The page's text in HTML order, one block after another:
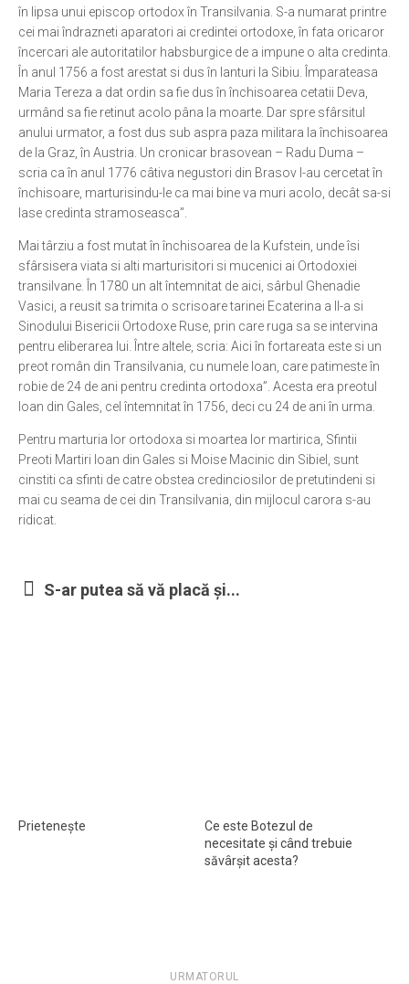
în lipsa unui episcop ortodox în Transilvania. S-a numarat printre
cei mai îndrazneti aparatori ai credintei ortodoxe, în fata oricaror
încercari ale autoritatilor habsburgice de a impune o alta credinta.
În anul 1756 a fost arestat si dus în lanturi la Sibiu. Împarateasa
Maria Tereza a dat ordin sa fie dus în închisoarea cetatii Deva,
urmând sa fie retinut acolo pâna la moarte. Dar spre sfârsitul
anului urmator, a fost dus sub aspra paza militara la închisoarea
de la Graz, în Austria. Un cronicar brasovean – Radu Duma –
scria ca în anul 1776 câtiva negustori din Brasov l-au cercetat în
închisoare, marturisindu-le ca mai bine va muri acolo, decât sa-si
lase credinta stramoseasca”.
Mai târziu a fost mutat în închisoarea de la Kufstein, unde îsi
sfârsisera viata si alti marturisitori si mucenici ai Ortodoxiei
transilvane. În 1780 un alt întemnitat de aici, sârbul Ghenadie
Vasici, a reusit sa trimita o scrisoare tarinei Ecaterina a II-a si
Sinodului Bisericii Ortodoxe Ruse, prin care ruga sa se intervina
pentru eliberarea lui. Între altele, scria: Aici în fortareata este si un
preot român din Transilvania, cu numele Ioan, care patimeste în
robie de 24 de ani pentru credinta ortodoxa”. Acesta era preotul
Ioan din Gales, cel întemnitat în 1756, deci cu 24 de ani în urma.
Pentru marturia lor ortodoxa si moartea lor martirica, Sfintii
Preoti Martiri Ioan din Gales si Moise Macinic din Sibiel, sunt
cinstiti ca sfinti de catre obstea credinciosilor de pretutindeni si
mai cu seama de cei din Transilvania, din mijlocul carora s-au
ridicat.
S-ar putea să vă placă și...
Prieteneşte
Ce este Botezul de
necesitate şi când trebuie
săvârşit acesta?
URMATORUL